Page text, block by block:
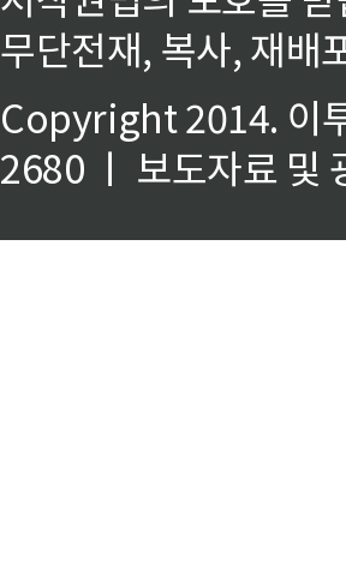
무단전재, 복사, 재배
Copyright 2014. 이
2680 ㅣ 보도자료